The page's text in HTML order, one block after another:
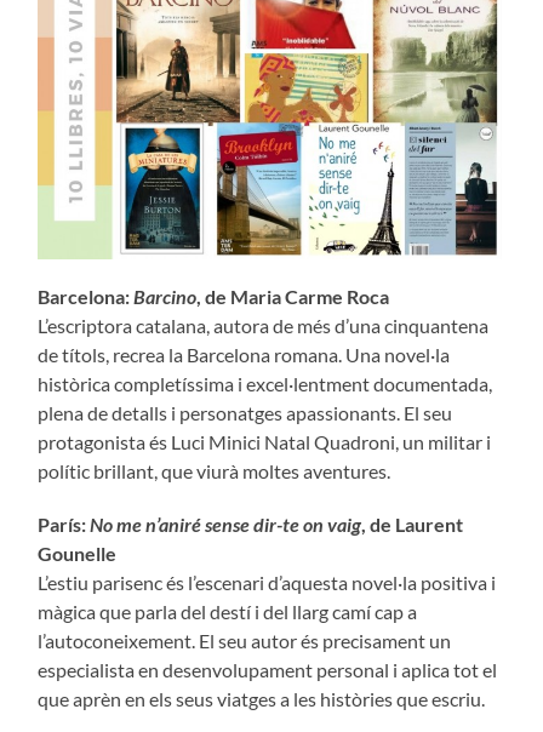
Barcelona:Barcino, de Maria Carme Roca
L’escriptora catalana, autora de més d’una cinquantena
de títols, recrea la Barcelona romana. Una novel·la
històrica completíssima i excel·lentment documentada,
plena de detalls i personatges apassionants. El seu
protagonista és Luci Minici Natal Quadroni, un militar i
polític brillant, que viurà moltes aventures.
París:No me n’aniré sense dir-te on vaig, de Laurent
Gounelle
L’estiu parisenc és l’escenari d’aquesta novel·la positiva i
màgica que parla del destí i del llarg camí cap a
l’autoconeixement. El seu autor és precisament un
especialista en desenvolupament personal i aplica tot el
que aprèn en els seus viatges a les històries que escriu.